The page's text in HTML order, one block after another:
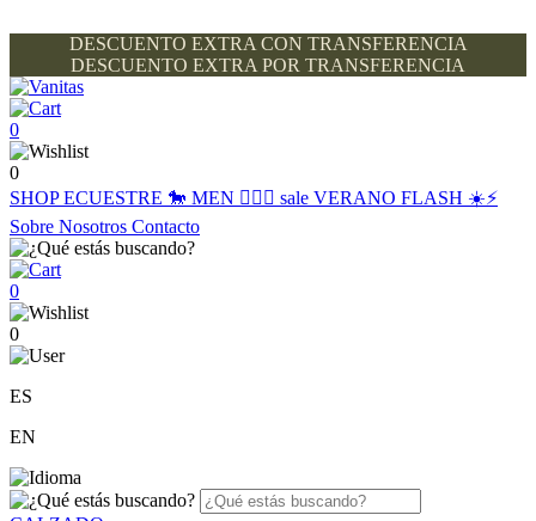
DESCUENTO EXTRA CON TRANSFERENCIA
DESCUENTO EXTRA POR TRANSFERENCIA
0
0
SHOPECUESTRE 🐎 MEN 🙋🏽‍♂️ sale VERANO FLASH ☀️⚡️
Sobre Nosotros Contacto
0
0
ES
EN